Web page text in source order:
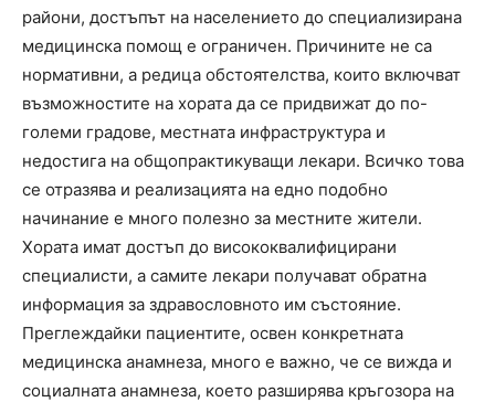
райони, достъпът на населението до специализирана
медицинска помощ е ограничен. Причините не са
нормативни, а редица обстоятелства, които включват
възможностите на хората да се придвижат до по-
големи градове, местната инфраструктура и
недостига на общопрактикуващи лекари. Всичко това
се отразява и реализацията на едно подобно
начинание е много полезно за местните жители.
Хората имат достъп до висококвалифицирани
специалисти, а самите лекари получават обратна
информация за здравословното им състояние.
Преглеждайки пациентите, освен конкретната
медицинска анамнеза, много е важно, че се вижда и
социалната анамнеза, което разширява кръгозора на